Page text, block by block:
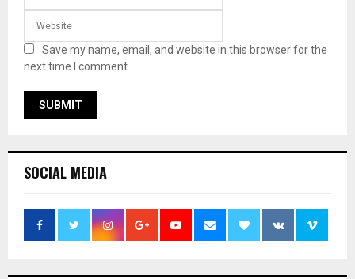
Save my name, email, and website in this browser for the
next time I comment.
SOCIAL MEDIA